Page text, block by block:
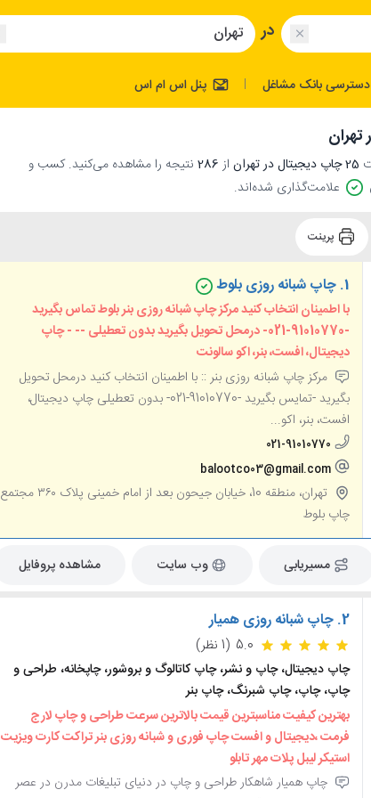
در
دسترسی بانک مشاغل | پنل اس ام اس
25 چاپ دیجیتال در تهران از 286 نتیجه را مشاهده می‌کنید. کسب و
علامت‌گذاری شده‌اند.
1. چاپ شبانه روزی بلوط
با اطمینان انتخاب کنید مرکز چاپ شبانه روزی بنر بلوط تماس بگیرید
-91010770-021- درمحل تحویل بگیرید بدون تعطیلی -- - چاپ
دیجیتال، افست، بنر، اکو سالونت
مرکز چاپ شبانه روزی بنر :: با اطمینان انتخاب کنید درمحل تحویل
بگیرید -تمایس بگیرید -91010770-021- بدون تعطیلی چاپ دیجیتال،
افست، بنر، اکو...
021-91010770
balootco03@gmail.com
تهران، منطقه 10، خیابان جیحون بعد از امام خمینی پلاک ۳۶۰ مجتمع
چاپ بلوط
مسیریابی وب سایت مشاهده پروفایل
2. چاپ شبانه روزی همیار
5.0 (1 نظر)
چاپ دیجیتال، چاپ و نشر، چاپ کاتالوگ و بروشور، چاپخانه، طراحی و
چاپ، چاپ، چاپ شبرنگ، چاپ بنر
بهترین کیفیت مناسبترین قیمت بالاترین سرعت طراحی و چاپ لارج
فرمت ،دیجیتال و افست چاپ فوری و شبانه روزی بنر تراکت کارت ویزیت
استیکر لیبل پلات مهر تابلو
چاپ همیار شاهکار طراحی و چاپ در دنیای تبلیغات مدرن در عصر